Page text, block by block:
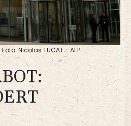
Nicolas TUCAT - AFP